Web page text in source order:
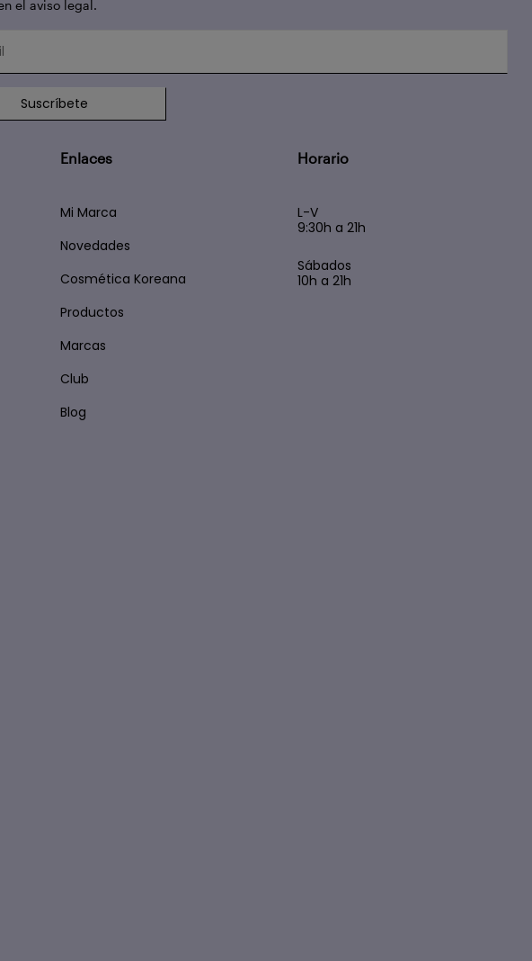
el aviso legal.
Suscríbete
Enlaces
Mi Marca
Novedades
Cosmética Koreana
Productos
Marcas
Club
Blog
Horario
L-V
9:30h a 21h
Sábados
10h a 21h